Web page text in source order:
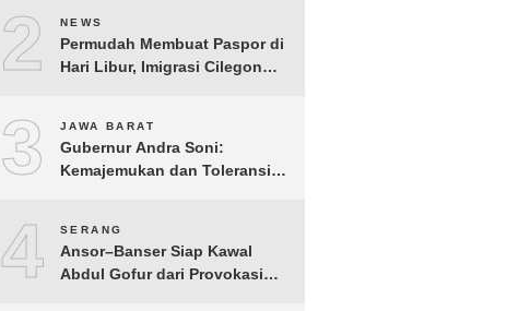
2 NEWS
Permudah Membuat Paspor di
Hari Libur, Imigrasi Cilegon
3 JAWA BARAT
Gubernur Andra Soni:
Kemajemukan dan Toleransi
4 SERANG
Ansor–Banser Siap Kawal
Abdul Gofur dari Provokasi